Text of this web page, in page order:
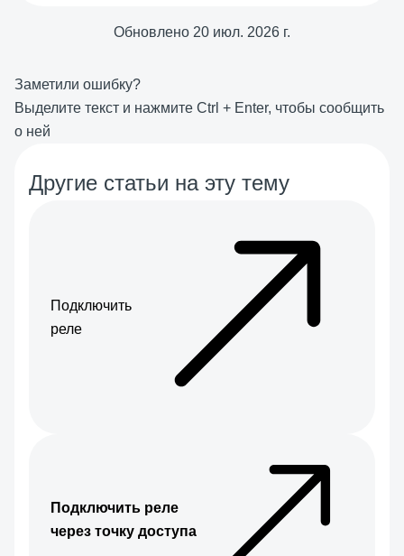
Обновлено 20 июл. 2026 г.
Заметили ошибку?
Выделите текст и нажмите Ctrl + Enter, чтобы сообщить
о ней
Другие статьи на эту тему
Подключить
реле
Подключить реле
через точку доступа